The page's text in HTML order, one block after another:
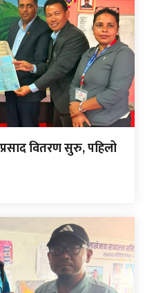
वितरण सुरु, पहिलो